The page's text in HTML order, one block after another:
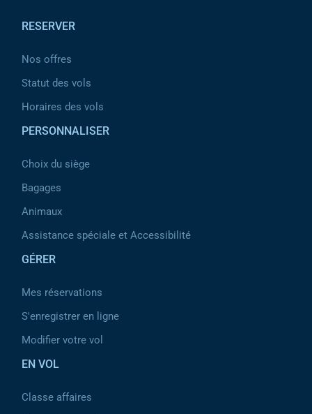
RESERVER
Nos offres
Statut des vols
Horaires des vols
PERSONNALISER
Choix du siège
Bagages
Animaux
Assistance spéciale et Accessibilité
GÉRER
Mes réservations
S'enregistrer en ligne
Modifier votre vol
EN VOL
Classe affaires